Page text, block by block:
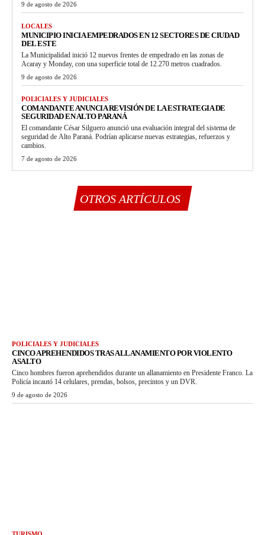
9 de agosto de 2026
LOCALES
MUNICIPIO INICIA EMPEDRADOS EN 12 SECTORES DE CIUDAD
DEL ESTE
La Municipalidad inició 12 nuevos frentes de empedrado en las zonas de
Acaray y Monday, con una superficie total de 12.270 metros cuadrados.
9 de agosto de 2026
POLICIALES Y JUDICIALES
COMANDANTE ANUNCIA REVISIÓN DE LA ESTRATEGIA DE
SEGURIDAD EN ALTO PARANÁ
El comandante César Silguero anunció una evaluación integral del sistema de
seguridad de Alto Paraná. Podrían aplicarse nuevas estrategias, refuerzos y
cambios.
7 de agosto de 2026
OTROS ARTÍCULOS
POLICIALES Y JUDICIALES
CINCO APREHENDIDOS TRAS ALLANAMIENTO POR VIOLENTO
ASALTO
Cinco hombres fueron aprehendidos durante un allanamiento en Presidente Franco. La
Policía incautó 14 celulares, prendas, bolsos, precintos y un DVR.
9 de agosto de 2026
TURISMO